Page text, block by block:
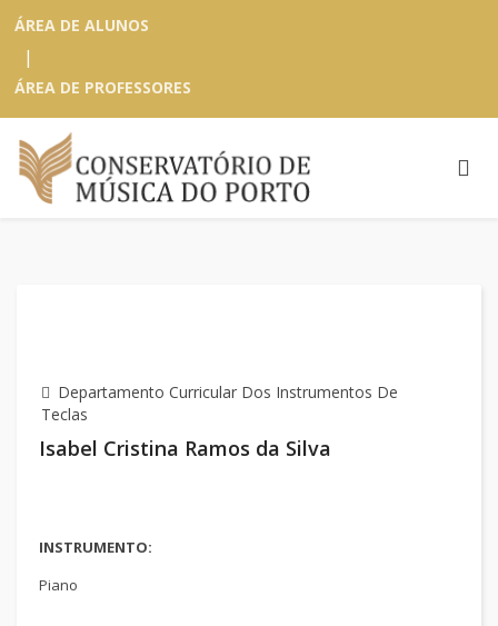
ÁREA DE ALUNOS
|
ÁREA DE PROFESSORES
Departamento Curricular Dos Instrumentos De
Teclas
Isabel Cristina Ramos da Silva
INSTRUMENTO:
Piano